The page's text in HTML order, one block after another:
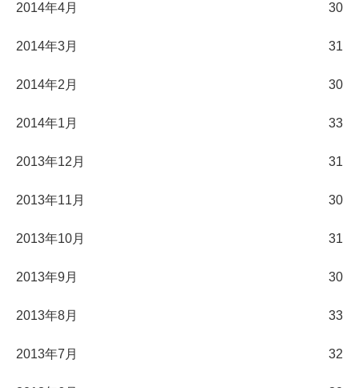
2014年4月 30
2014年3月 31
2014年2月 30
2014年1月 33
2013年12月 31
2013年11月 30
2013年10月 31
2013年9月 30
2013年8月 33
2013年7月 32